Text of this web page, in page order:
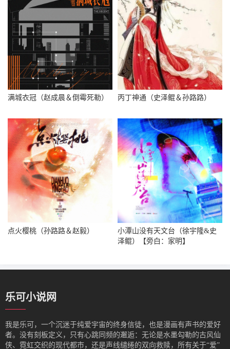
满城衣冠（赵成晨＆倒霉死勒） 丙丁神通（史泽鲲＆孙路路）
点火樱桃（孙路路＆赵毅）
小潭山没有天文台（徐宇隆&史
泽鲲）【旁白：家明】
乐可小说网
我是‌乐可，一个沉迷于纯爱宇宙的终身信徒，也是漫画有声书的爱好
者。没有刻板定义，只有心跳同频的邂逅：无论是水墨勾勒的古风仙
侠、霓虹交织的现代都市，还是声线缱绻的双向救赎，所有关于“爱”